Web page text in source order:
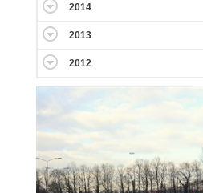
2014
2013
2012